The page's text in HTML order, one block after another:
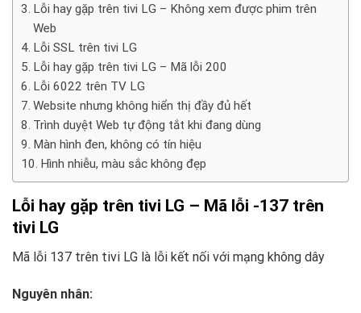
Lỗi hay gặp trên tivi LG – Không xem được phim trên
Web
Lỗi SSL trên tivi LG
Lỗi hay gặp trên tivi LG – Mã lỗi 200
Lỗi 6022 trên TV LG
Website nhưng không hiển thị đầy đủ hết
Trình duyệt Web tự động tắt khi đang dùng
Màn hình đen, không có tín hiệu
Hình nhiễu, màu sắc không đẹp
Lỗi hay gặp trên tivi LG – Mã lỗi -137 trên
tivi LG
Mã lỗi 137 trên tivi LG là lỗi kết nối với mạng không dây
Nguyên nhân: